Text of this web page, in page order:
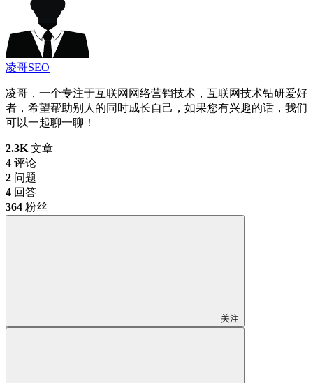
凌哥SEO
凌哥，一个专注于互联网网络营销技术，互联网技术钻研爱好
者，希望帮助别人的同时成长自己，如果您有兴趣的话，我们
可以一起聊一聊！
2.3K 文章
4 评论
2 问题
4 回答
364 粉丝
关注